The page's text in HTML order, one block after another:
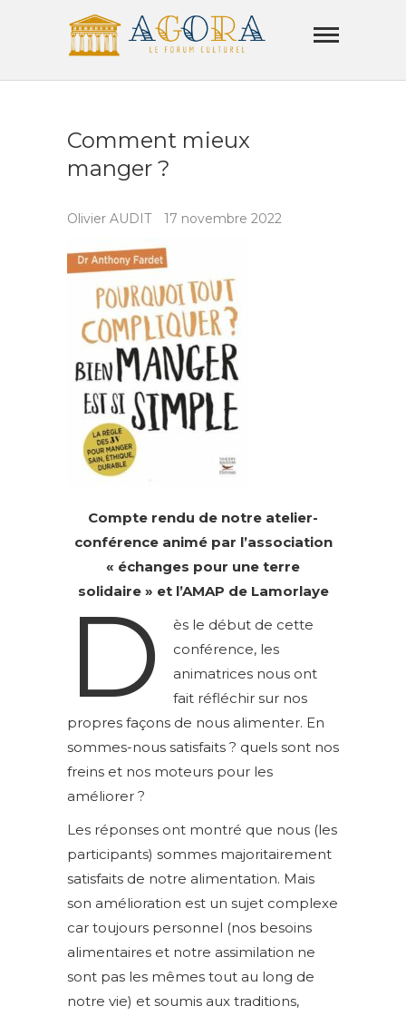
Agora
LE FORUM CULTUREL
Comment mieux
manger ?
Olivier AUDIT 17 novembre 2022
Compte rendu de notre atelier-
conférence animé par l’association
« échanges pour une terre
solidaire » et l’AMAP de Lamorlaye
D
ès le début de cette
conférence, les
animatrices nous ont
fait réfléchir sur nos
propres façons de nous alimenter. En
sommes-nous satisfaits ? quels sont nos
freins et nos moteurs pour les
améliorer ?
Les réponses ont montré que nous (les
participants) sommes majoritairement
satisfaits de notre alimentation. Mais
son amélioration est un sujet complexe
car toujours personnel (nos besoins
alimentaires et notre assimilation ne
sont pas les mêmes tout au long de
notre vie) et soumis aux traditions,